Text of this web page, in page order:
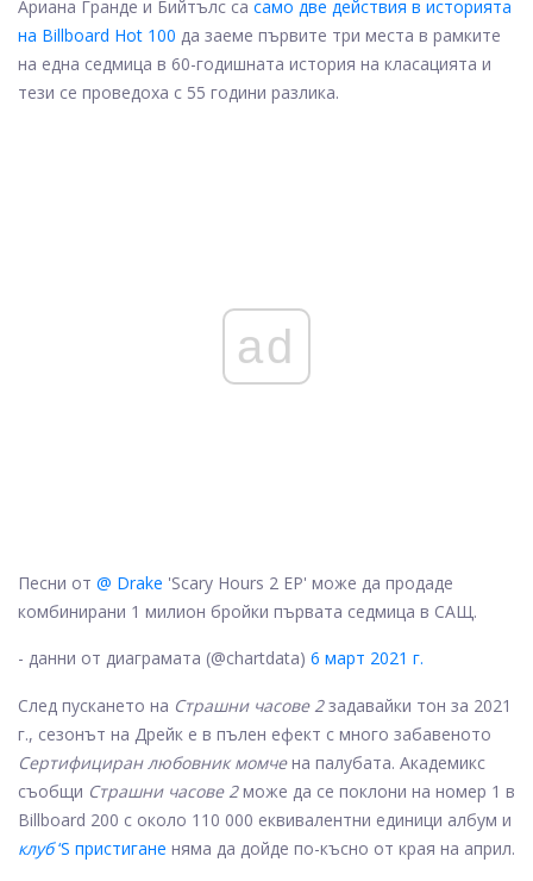
Ариана Гранде и Бийтълс са само две действия в историята
на Billboard Hot 100 да заеме първите три места в рамките
на една седмица в 60-годишната история на класацията и
тези се проведоха с 55 години разлика.
ad
Песни от @ Drake 'Scary Hours 2 EP' може да продаде
комбинирани 1 милион бройки първата седмица в САЩ.
- данни от диаграмата (@chartdata) 6 март 2021 г.
След пускането на Страшни часове 2задавайки тон за 2021
г., сезонът на Дрейк е в пълен ефект с много забавеното
Сертифициран любовник момчена палубата. Академикс
съобщи Страшни часове 2може да се поклони на номер 1 в
Billboard 200 с около 110 000 еквивалентни единици албум и
клуб‘S пристигане няма да дойде по-късно от края на април.